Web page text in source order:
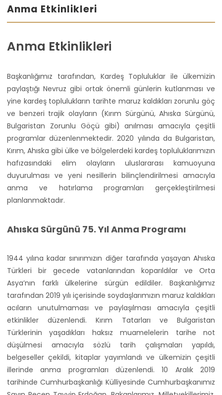
Anma Etkinlikleri
Anma Etkinlikleri
Başkanlığımız tarafından, Kardeş Topluluklar ile ülkemizin
paylaştığı Nevruz gibi ortak önemli günlerin kutlanması ve
yine kardeş toplulukların tarihte maruz kaldıkları zorunlu göç
ve benzeri trajik olayların (Kırım Sürgünü, Ahıska Sürgünü,
Bulgaristan Zorunlu Göçü gibi) anılması amacıyla çeşitli
programlar düzenlenmektedir. 2020 yılında da Bulgaristan,
Kırım, Ahıska gibi ülke ve bölgelerdeki kardeş topluluklarımızın
hafızasındaki elim olayların uluslararası kamuoyuna
duyurulması ve yeni nesillerin bilinçlendirilmesi amacıyla
anma ve hatırlama programları gerçekleştirilmesi
planlanmaktadır.
Ahıska Sürgünü 75. Yıl Anma Programı
1944 yılına kadar sınırımızın diğer tarafında yaşayan Ahıska
Türkleri bir gecede vatanlarından koparıldılar ve Orta
Asya’nın farklı ülkelerine sürgün edildiler. Başkanlığımız
tarafından 2019 yılı içerisinde soydaşlarımızın maruz kaldıkları
acıların unutulmaması ve paylaşılması amacıyla çeşitli
etkinlikler düzenlendi. Kırım Tatarları ve Bulgaristan
Türklerinin yaşadıkları haksız muamelelerin tarihe not
düşülmesi amacıyla sözlü tarih çalışmaları yapıldı,
belgeseller çekildi, kitaplar yayımlandı ve ülkemizin çeşitli
illerinde anma programları düzenlendi. 10 Aralık 2019
tarihinde Cumhurbaşkanlığı Külliyesinde Cumhurbaşkanımız